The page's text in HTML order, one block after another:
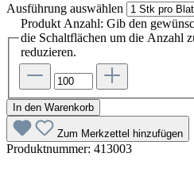
Ausführung auswählen
Produkt Anzahl: Gib den
die Schaltflächen um die Anzahl
reduzieren.
In den Warenkorb
Zum Merkzettel hinzufügen
Produktnummer: 413003